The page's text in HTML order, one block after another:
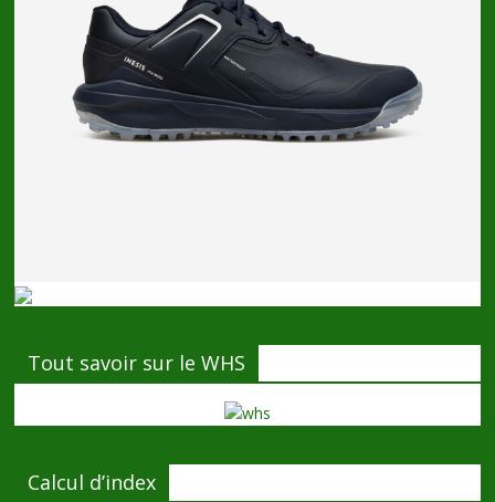
Tout savoir sur le WHS
Calcul d’index